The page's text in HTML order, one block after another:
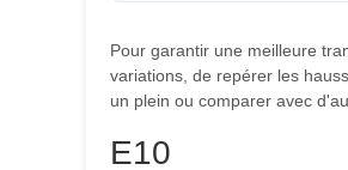
Pour garantir une meilleure
variations, de repérer les
un plein ou comparer avec
E10